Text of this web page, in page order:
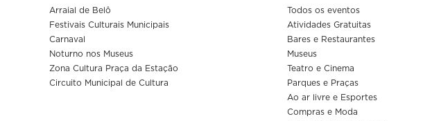
Arraial de Belô
Festivais Culturais Municipais
Carnaval
Noturno nos Museus
Zona Cultura Praça da Estação
Circuito Municipal de Cultura
Todos os eventos
Atividades Gratuitas
Bares e Restaurantes
Museus
Teatro e Cinema
Parques e Praças
Ao ar livre e Esportes
Compras e Moda